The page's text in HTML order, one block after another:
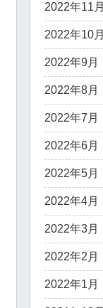
2022年11月
2022年10月
2022年9月
2022年8月
2022年7月
2022年6月
2022年5月
2022年4月
2022年3月
2022年2月
2022年1月